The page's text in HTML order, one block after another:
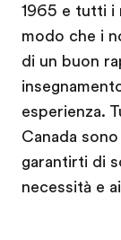
1965 e tutti i
modo che i
di un buon
esperienza.
Canada
garantirti di
necessità e